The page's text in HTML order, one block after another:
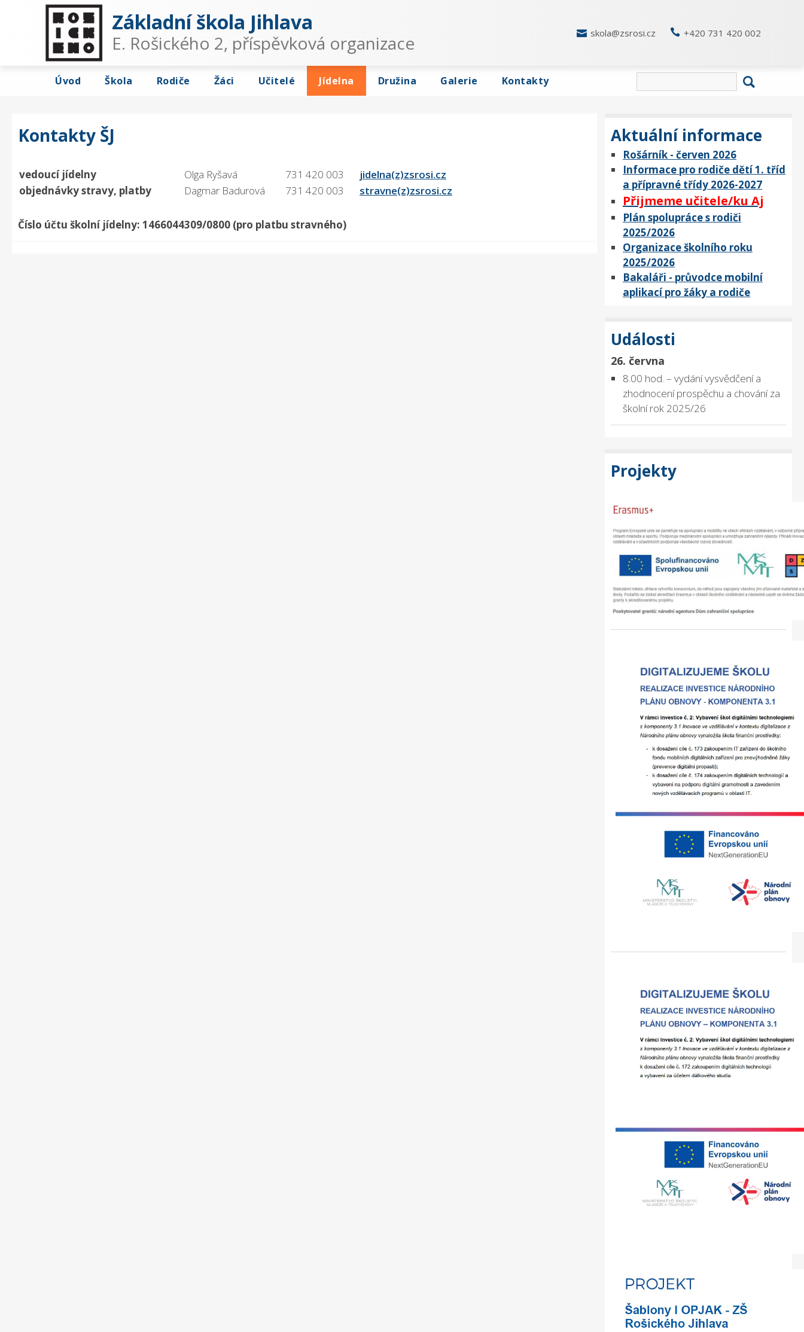
Základní škola Jihlava
E. Rošického 2, příspěvková organizace  skola@zsrosi.cz  +420 731 420 002
Úvod Škola Rodiče Žáci Učitelé Jídelna Družina Galerie Kontakty
Kontakty ŠJ
vedoucí jídelny Olga Ryšavá 731 420 003
jidelna(z)zsrosi.cz
objednávky stravy, platby
Dagmar Badurová 731 420 003 stravne(z)zsrosi.cz
Číslo účtu školní jídelny: 1466044309/0800 (pro platbu stravného)
Aktuální informace
Rošárník - červen 2026
Informace pro rodiče dětí 1. tříd
a přípravné třídy 2026-2027
Přijmeme učitele/ku Aj
Plán spolupráce s rodiči
2025/2026
Organizace školního roku
2025/2026
Bakaláři - průvodce mobilní
aplikací pro žáky a rodiče
Události
26. června
8.00 hod. – vydání vysvědčení a
zhodnocení prospěchu a chování za
školní rok 2025/26
Projekty